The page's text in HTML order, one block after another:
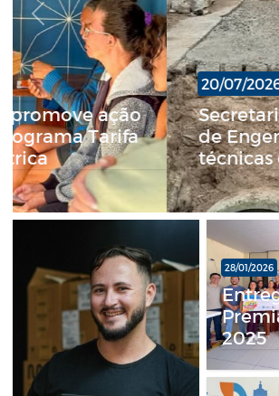
20/07/2026
Secretaria de Obras e
de Engenharia realizam
técnicas e mapeiam
nos bairros
Previous
28/01/2026
2025